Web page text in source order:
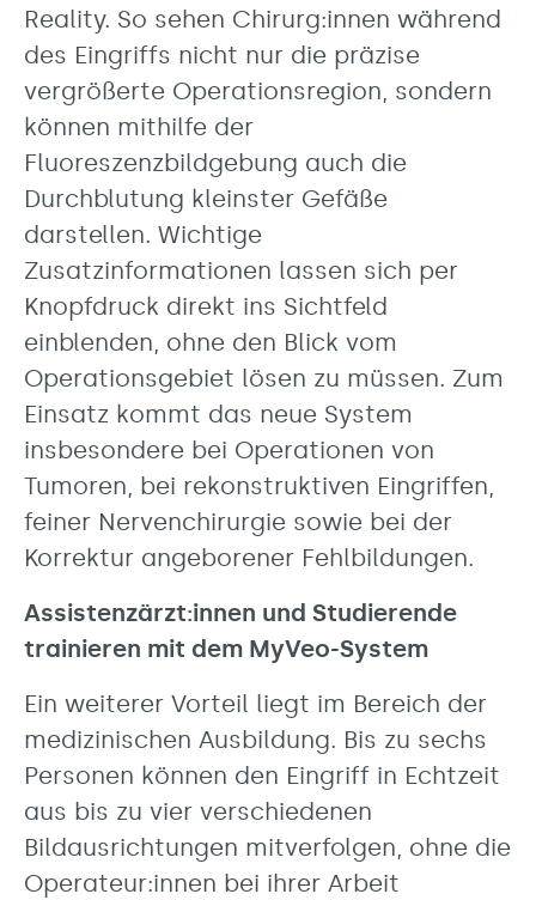
Reality. So sehen Chirurg:innen während
des Eingriffs nicht nur die präzise
vergrößerte Operationsregion, sondern
können mithilfe der
Fluoreszenzbildgebung auch die
Durchblutung kleinster Gefäße
darstellen. Wichtige
Zusatzinformationen lassen sich per
Knopfdruck direkt ins Sichtfeld
einblenden, ohne den Blick vom
Operationsgebiet lösen zu müssen. Zum
Einsatz kommt das neue System
insbesondere bei Operationen von
Tumoren, bei rekonstruktiven Eingriffen,
feiner Nervenchirurgie sowie bei der
Korrektur angeborener Fehlbildungen.
Assistenzärzt:innen und Studierende
trainieren mit dem MyVeo-System
Ein weiterer Vorteil liegt im Bereich der
medizinischen Ausbildung. Bis zu sechs
Personen können den Eingriff in Echtzeit
aus bis zu vier verschiedenen
Bildausrichtungen mitverfolgen, ohne die
Operateur:innen bei ihrer Arbeit